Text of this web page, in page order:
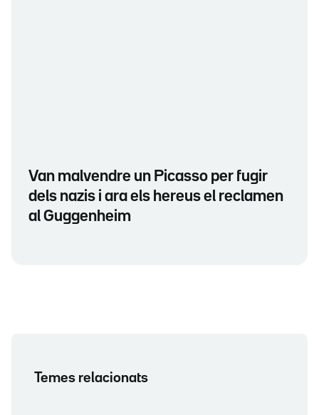
Van malvendre un Picasso per fugir
dels nazis i ara els hereus el reclamen
al Guggenheim
Temes relacionats